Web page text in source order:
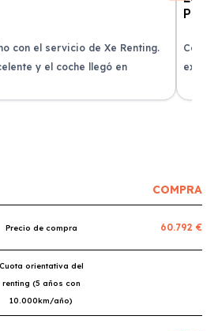
con el servicio de Xe Renting.
y el coche llegó en
COMPRA
Precio de compra 60.792 €
Cuota orientativa del
renting (5 años con
10.000km/año)